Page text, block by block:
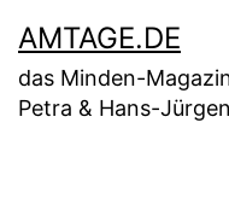
Zum
Inhalt
springen
AMTAGE.DE
das Minden-
Petra & Hans-